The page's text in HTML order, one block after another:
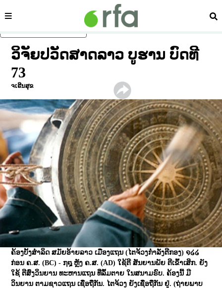
ໝວດ ຄົ້
ວິຈັຍປວັດສາດລາວ ບູຮານ ບົດທີ
73
ຈເຣີນສຸຂ
ຄ້ອງບັ້ງສຳລິດ ສມັຍອ້າຍລາວ ເມືອງແຖນ (ໄຕຈ້ວງກຳລັງຕີກອງ) ໑໒໒
ກ່ອນ ຄ.ສ. (BC) - ໗໘ ຫຼັງ ຄ.ສ. (AD) ໃຊ້ຕີ ສັນຍານພັຍ ຕີເຂົ້າເສິກ. ຍັງ
ໃຊ້ ຕີສົ່ງວິນຍານ ທະຫານແຖນ ທີ່ລົ້ມຕາຍ ໃນສນາມຣົບ. ຄ້ອງນີ້ ມີ
ວິນຍານ ຕາມຊາວແຖນ ເຊື່ອຖືກັນ. ໄຕຈ້ວງ ຍັງເຊື່ອຖືກັນ ຢູ່.(ຖ່າຍພາບ